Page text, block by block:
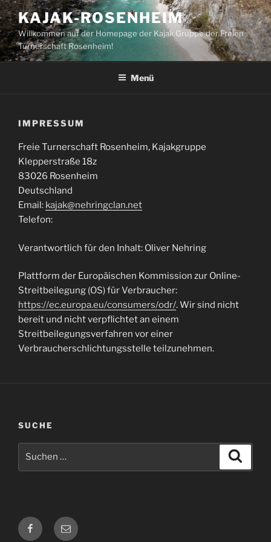
Zum
Inhalt
springen
KAJAK-ROSENHEIM
Willkommen auf der Homepage der Kajak Gruppe der Freien
Turnerschaft Rosenheim!
Menü
IMPRESSUM
Freie Turnerschaft Rosenheim, Kajakgruppe
Klepperstraße 18z
83026 Rosenheim
Deutschland
Email: kajak@nehringclan.net
Telefon:
Verantwortlich für den Inhalt: Oliver Nehring
Plattform der Europäischen Kommission zur Online-
Streitbeilegung (OS) für Verbraucher:
https://ec.europa.eu/consumers/odr/. Wir sind nicht
bereit und nicht verpflichtet an einem
Streitbeilegungsverfahren vor einer
Verbraucherschlichtungsstelle teilzunehmen.
SUCHE
Facebook
E-
Mail